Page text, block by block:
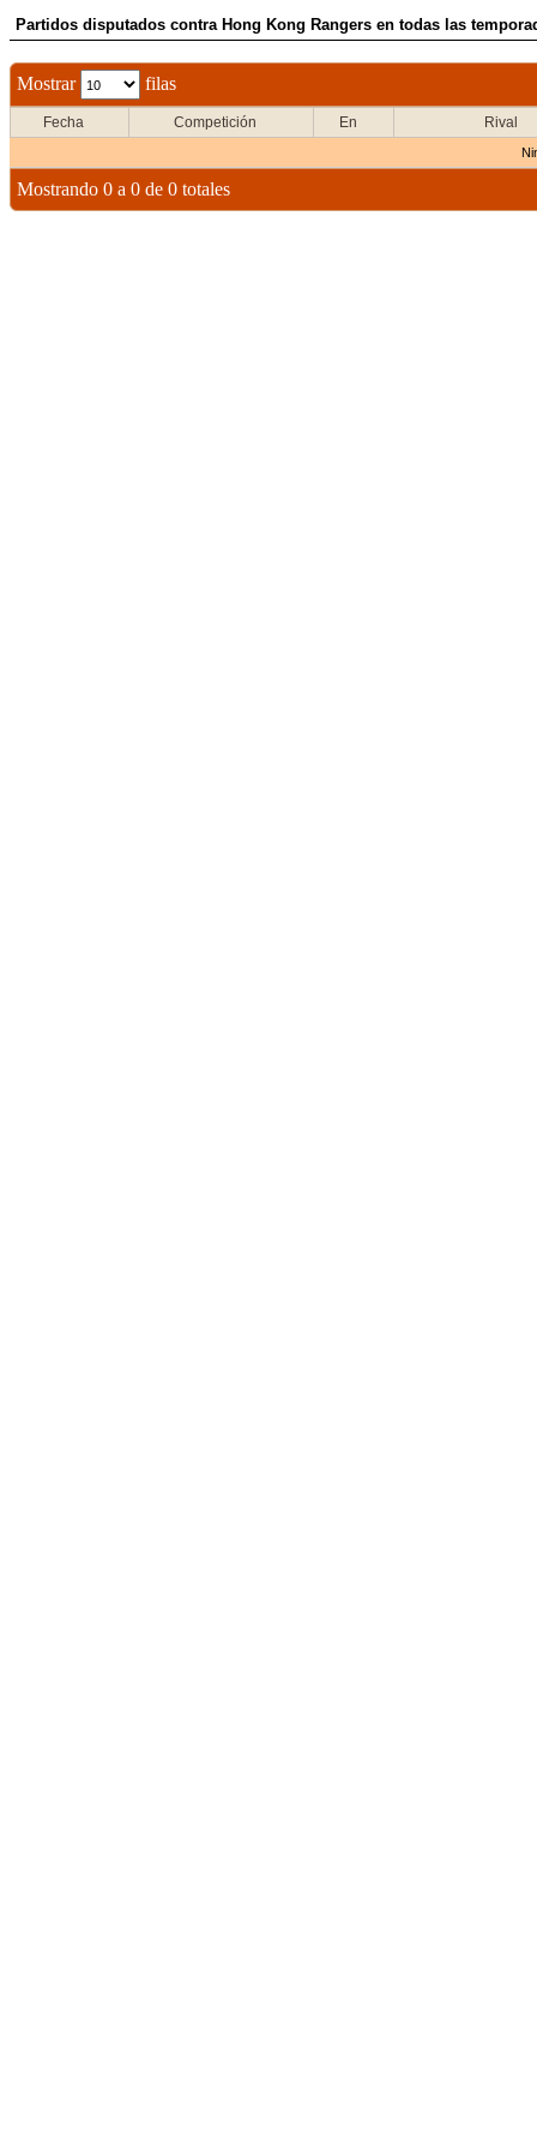
Partidos disputados contra Hong Kong Rangers en todas las
Mostrar filas
Fecha Competición En Rival
Mostrando 0 a 0 de 0 totales